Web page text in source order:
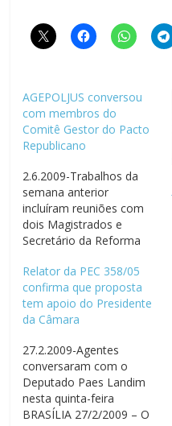
AGEPOLJUS conversou
com membros do
Comitê Gestor do Pacto
Republicano
2.6.2009-Trabalhos da
semana anterior
incluíram reuniões com
dois Magistrados e
Secretário da Reforma
2/6/2009 – Na semana
anterior de trabalho em
prol da aprovação da
PEC 358/05, além das
e no informativo
semanal encaminhado
por e-mail houve duas
atividades junto aos
membros do…
Relator da PEC 358/05
confirma que proposta
tem apoio do Presidente
da Câmara
27.2.2009-Agentes
conversaram com o
Deputado Paes Landim
nesta quinta-feira
BRASÍLIA 27/2/2009 – O